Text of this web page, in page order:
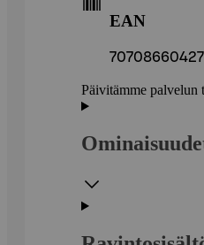
EAN
Päivitämme palvelun